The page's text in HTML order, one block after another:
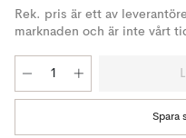
Rek. pris är ett av
marknaden och är inte vårt
Spara